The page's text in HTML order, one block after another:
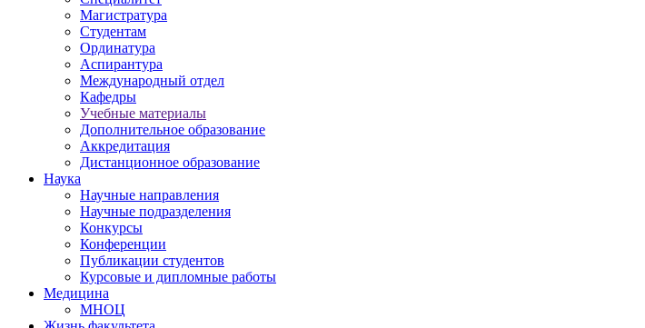
Магистратура
Студентам
Ординатура
Аспирантура
Международный отдел
Кафедры
Учебные материалы
Дополнительное образование
Аккредитация
Дистанционное образование
Наука
Научные направления
Научные подразделения
Конкурсы
Конференции
Публикации студентов
Курсовые и дипломные работы
Медицина
МНОЦ